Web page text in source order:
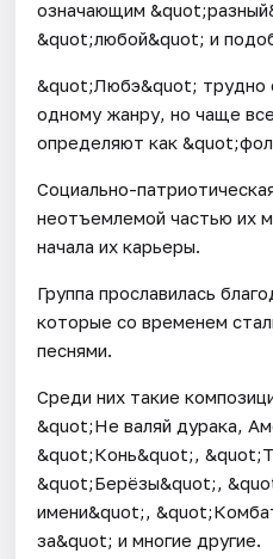
означающим
&quot;любой&quot; и
&quot;Любэ&quot; трудно
одному жанру, но чаще
определяют как
Социально-
неотъемлемой частью их
начала их карьеры.
Группа прославилась
которые со временем
песнями.
Среди них такие
&quot;Не валяй дурака,
&quot;Конь&quot;,
&quot;Берёзы&quot;,
имени&quot;,
за&quot; и многие другие.